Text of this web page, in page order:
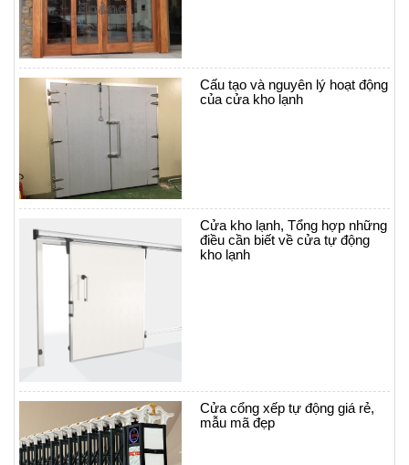
Cấu tạo và nguyên lý hoạt động
của cửa kho lạnh
Cửa kho lạnh, Tổng hợp những
điều cần biết về cửa tự động
kho lạnh
Cửa cổng xếp tự động giá rẻ,
mẫu mã đẹp